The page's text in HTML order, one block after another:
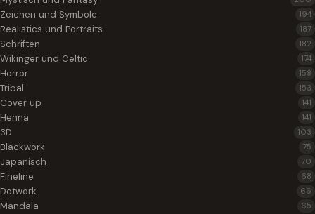
Zeichen und Symbole 194
Realistics und Portraits 187
Schriften 182
Wikinger und Celtic 174
Horror 158
Tribal 153
Cover up 141
Henna 141
3D 103
Blackwork 75
Japanisch 70
Fineline 68
Dotwork 66
Mandala 65